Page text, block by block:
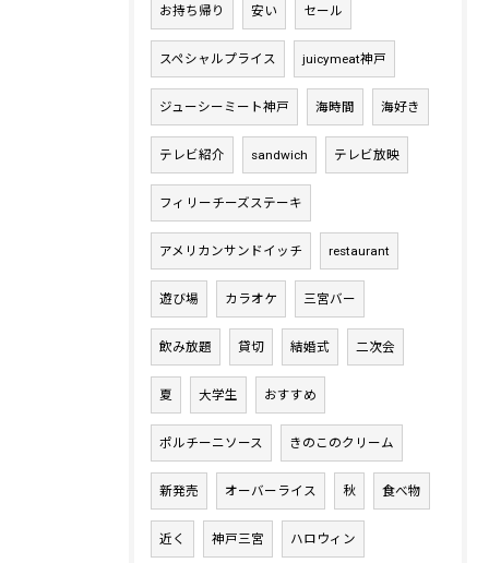
お持ち帰り 安い セール
スペシャルプライス juicymeat神戸
ジューシーミート神戸 海時間 海好き
テレビ紹介 sandwich テレビ放映
フィリーチーズステーキ
アメリカンサンドイッチ restaurant
遊び場 カラオケ 三宮バー
飲み放題 貸切 結婚式 二次会
夏 大学生 おすすめ
ポルチーニソース きのこのクリーム
新発売 オーバーライス 秋 食べ物
近く 神戸三宮 ハロウィン